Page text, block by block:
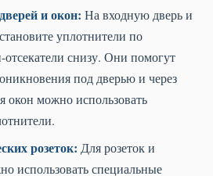
и окон: На входную дверь и
уплотнители по
снизу. Они помогут
под дверью и через
окон можно использовать
розеток: Для розеток и
использовать специальные